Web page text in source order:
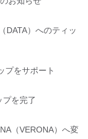
DATA）へのティッ
プをサポート
を完了
（VERONA）へ変